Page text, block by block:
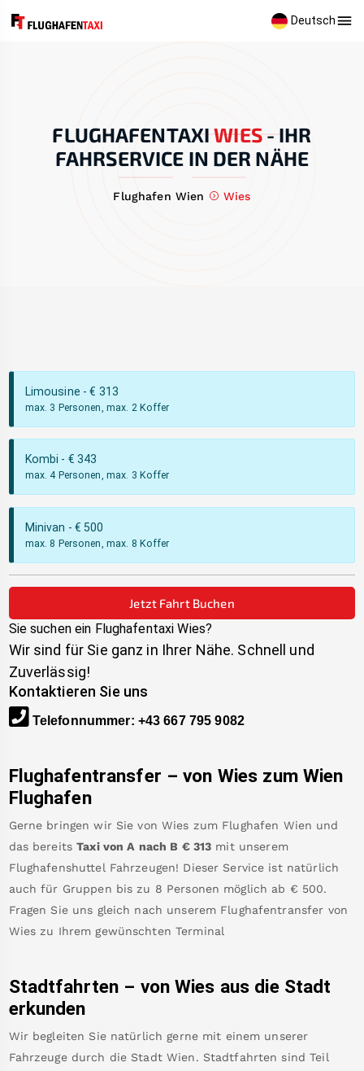
Deutsch
FLUGHAFENTAXI WIES-IHR
FAHRSERVICE IN DER NÄHE
Flughafen Wien Wies
Limousine - € 313
max. 3 Personen, max. 2 Koffer
Kombi - € 343
max. 4 Personen, max. 3 Koffer
Minivan - € 500
max. 8 Personen, max. 8 Koffer
Jetzt Fahrt Buchen
Sie suchen ein Flughafentaxi Wies?
Wir sind für Sie ganz in Ihrer Nähe. Schnell und
Zuverlässig!
Kontaktieren Sie uns
Telefonnummer: +43 667 795 9082
Flughafentransfer – von Wies zum Wien
Flughafen
Gerne bringen wir Sie von Wies zum Flughafen Wien und
das bereits Taxi von A nach B € 313 mit unserem
Flughafenshuttel Fahrzeugen! Dieser Service ist natürlich
auch für Gruppen bis zu 8 Personen möglich ab € 500.
Fragen Sie uns gleich nach unserem Flughafentransfer von
Wies zu Ihrem gewünschten Terminal
Stadtfahrten – von Wies aus die Stadt
erkunden
Wir begleiten Sie natürlich gerne mit einem unserer
Fahrzeuge durch die Stadt Wien. Stadtfahrten sind Teil